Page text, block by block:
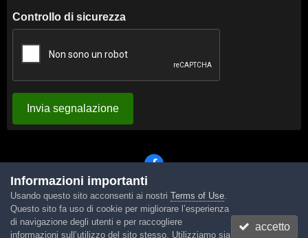
Controllo di sicurezza
Invia segnalazione
Lingua Tema Contattaci Cookies
Powered by Invision Community
Informazioni importanti
Usando questo sito acconsenti ai nostri Terms of Use.
Questo sito fa uso di cookie per migliorare l’esperienza
di navigazione degli utenti e per raccogliere
informazioni sull’utilizzo del sito stesso. Utilizziamo sia
accetto